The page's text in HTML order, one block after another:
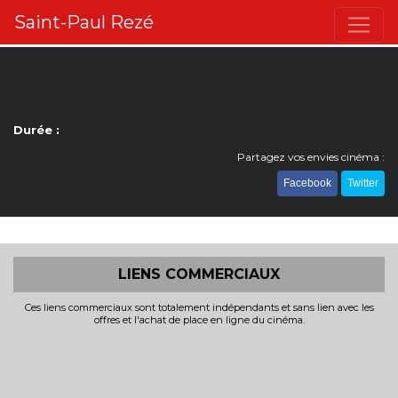
Saint-Paul Rezé
Durée :
Partagez vos envies cinéma :
Facebook Twitter
LIENS COMMERCIAUX
Ces liens commerciaux sont totalement indépendants et sans lien avec les
offres et l'achat de place en ligne du cinéma.